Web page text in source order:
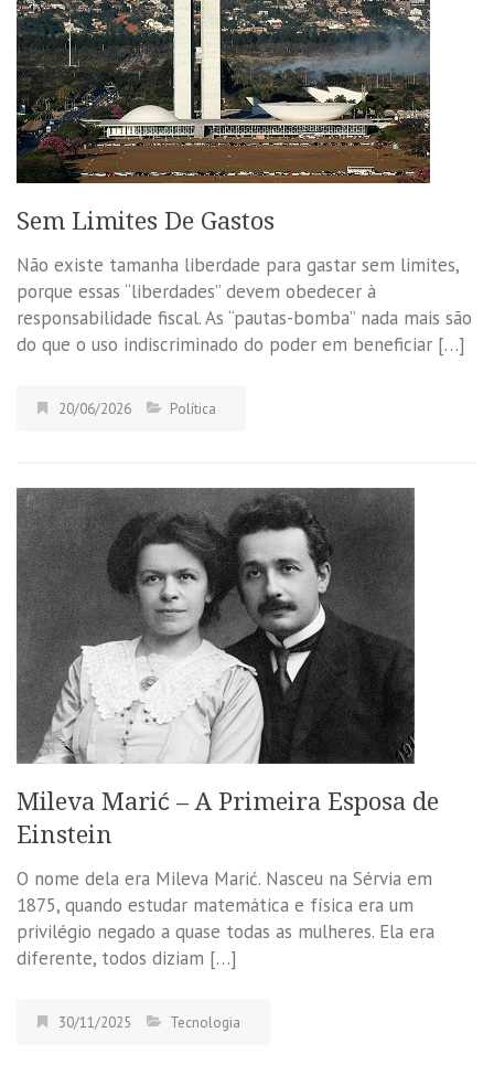
Sem Limites De Gastos
Não existe tamanha liberdade para gastar sem limites,
porque essas “liberdades” devem obedecer à
responsabilidade fiscal. As “pautas-bomba” nada mais são
do que o uso indiscriminado do poder em beneficiar […]
20/06/2026 Política
Mileva Marić – A Primeira Esposa de
Einstein
O nome dela era Mileva Marić. Nasceu na Sérvia em
1875, quando estudar matemática e física era um
privilégio negado a quase todas as mulheres. Ela era
diferente, todos diziam […]
30/11/2025 Tecnologia